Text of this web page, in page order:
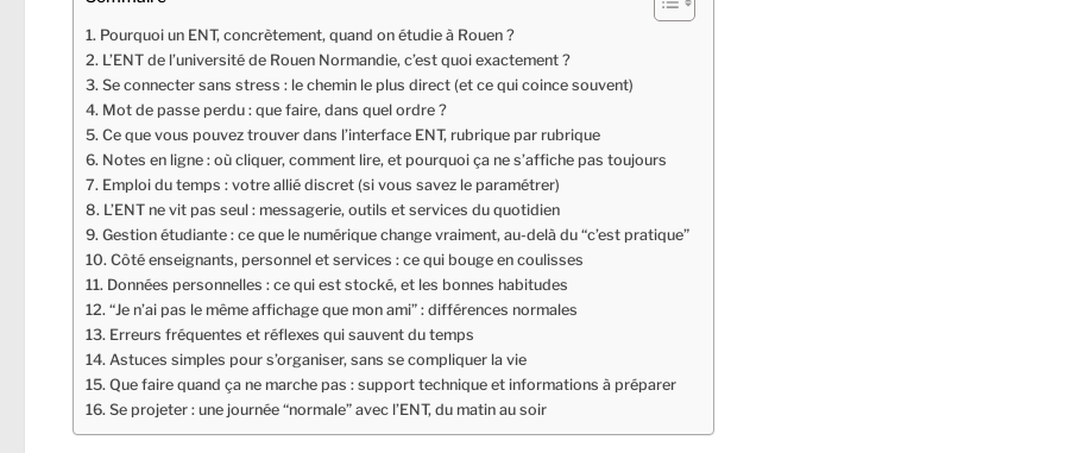
Pourquoi un ENT, concrètement, quand on étudie à Rouen ?
L’ENT de l’université de Rouen Normandie, c’est quoi exactement ?
Se connecter sans stress : le chemin le plus direct (et ce qui coince souvent)
Mot de passe perdu : que faire, dans quel ordre ?
Ce que vous pouvez trouver dans l’interface ENT, rubrique par rubrique
Notes en ligne : où cliquer, comment lire, et pourquoi ça ne s’affiche pas toujours
Emploi du temps : votre allié discret (si vous savez le paramétrer)
L’ENT ne vit pas seul : messagerie, outils et services du quotidien
Gestion étudiante : ce que le numérique change vraiment, au-delà du “c’est pratique”
Côté enseignants, personnel et services : ce qui bouge en coulisses
Données personnelles : ce qui est stocké, et les bonnes habitudes
“Je n’ai pas le même affichage que mon ami” : différences normales
Erreurs fréquentes et réflexes qui sauvent du temps
Astuces simples pour s’organiser, sans se compliquer la vie
Que faire quand ça ne marche pas : support technique et informations à préparer
Se projeter : une journée “normale” avec l’ENT, du matin au soir